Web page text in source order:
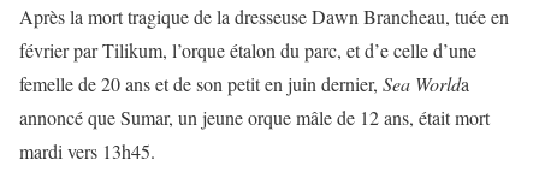
Après la mort tragique de la dresseuse Dawn Brancheau, tuée en
février par Tilikum, l’orque étalon du parc, et d’e celle d’une
femelle de 20 ans et de son petit en juin dernier, Sea Worlda
annoncé que Sumar, un jeune orque mâle de 12 ans, était mort
mardi vers 13h45.